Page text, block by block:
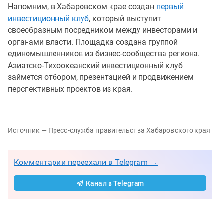
Напомним, в Хабаровском крае создан первый
инвестиционный клуб, который выступит
своеобразным посредником между инвесторами и
органами власти. Площадка создана группой
единомышленников из бизнес-сообщества региона.
Азиатско-Тихоокеанский инвестиционный клуб
займется отбором, презентацией и продвижением
перспективных проектов из края.
Источник — Пресс-служба правительства Хабаровского края
Комментарии переехали в Telegram →
Канал в Telegram